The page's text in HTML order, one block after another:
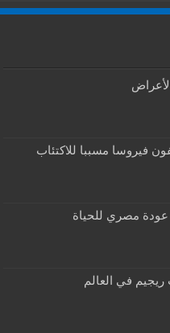
فيروسا مسببا للاكتئاب
في العالم